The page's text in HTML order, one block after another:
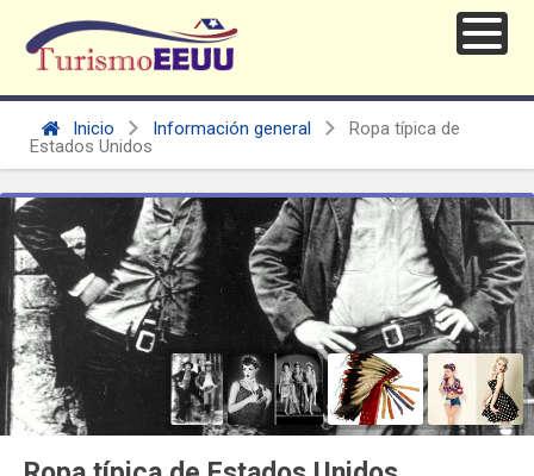
Inicio Información general
Ropa típica de
Estados Unidos